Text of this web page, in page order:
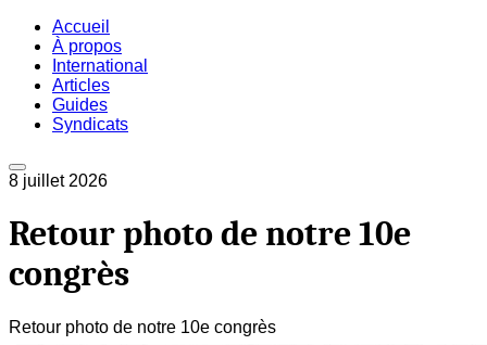
Accueil
À propos
International
Articles
Guides
Syndicats
8 juillet 2026
Retour photo de notre 10e
congrès
Retour photo de notre 10e congrès